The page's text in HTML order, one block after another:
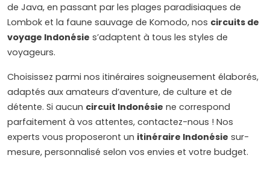
de Java, en passant par les plages paradisiaques de
Lombok et la faune sauvage de Komodo, nos circuits de
voyage Indonésie s’adaptent à tous les styles de
voyageurs.
Choisissez parmi nos itinéraires soigneusement élaborés,
adaptés aux amateurs d’aventure, de culture et de
détente. Si aucun circuit Indonésie ne correspond
parfaitement à vos attentes, contactez-nous ! Nos
experts vous proposeront un itinéraire Indonésie sur-
mesure, personnalisé selon vos envies et votre budget.